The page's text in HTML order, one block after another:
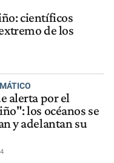
científicos
de los
alerta por el
los océanos se
y adelantan su